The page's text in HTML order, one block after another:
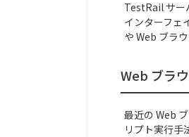
TestRail サー
インターフェ
や Web ブラ
Web ブラ
最近の Web
リプト実行手